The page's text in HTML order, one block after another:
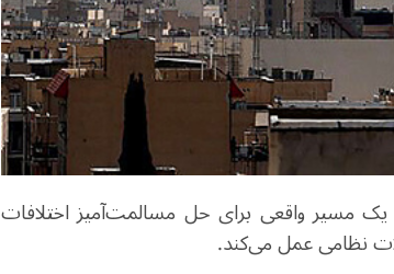
مسیر واقعی برای حل مسالمت‌آمیز اختلافات
نظامی عمل می‌کند.